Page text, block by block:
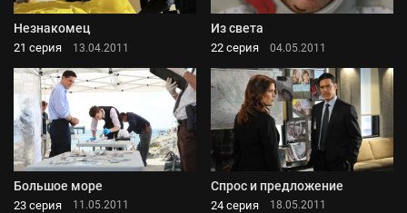
Незнакомец
21 серия 13.04.2011
Из света
22 серия 04.05.2011
Большое море
23 серия 11.05.2011
Спрос и предложение
24 серия 18.05.2011